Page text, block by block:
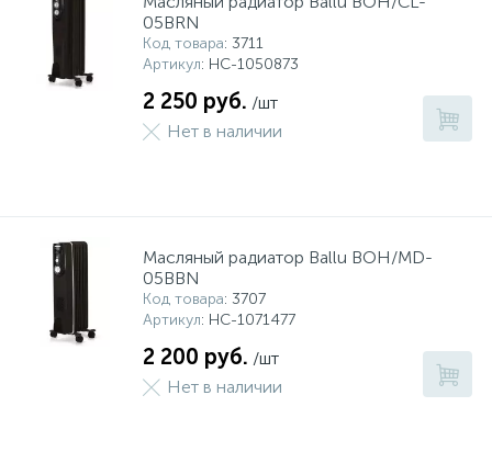
05BRN
Код товара: 3711
Артикул: НС-1050873
2 250 руб. /шт
Нет в наличии
Масляный радиатор Ballu BOH/MD-
05BBN
Код товара: 3707
Артикул: НС-1071477
2 200 руб. /шт
Нет в наличии